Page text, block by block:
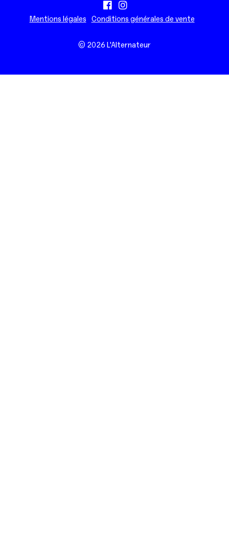
Mentions légales Conditions générales de vente
© 2026 L'Alternateur